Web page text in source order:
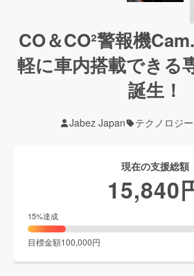
CO＆CO²警報機
軽に車内搭載できる
誕生！
Jabez Japan テクノロジ
現在の支援総額
15,840
15%達成
目標金額100,000円